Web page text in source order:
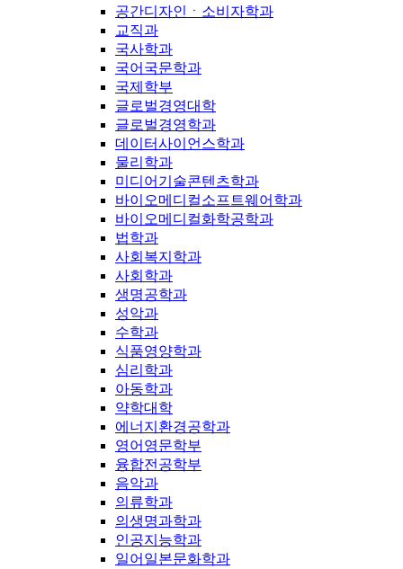
공간디자인ㆍ소비자학과
교직과
국사학과
국어국문학과
국제학부
글로벌경영대학
글로벌경영학과
데이터사이언스학과
물리학과
미디어기술콘텐츠학과
바이오메디컬소프트웨어학과
바이오메디컬화학공학과
법학과
사회복지학과
사회학과
생명공학과
성악과
수학과
식품영양학과
심리학과
아동학과
약학대학
에너지환경공학과
영어영문학부
융합전공학부
음악과
의류학과
의생명과학과
인공지능학과
일어일본문화학과